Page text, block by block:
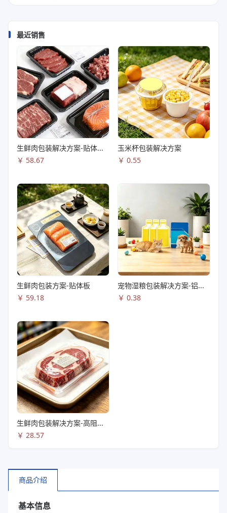
最近销售
生鲜肉包装解决方案-贴体托盒
￥ 58.67
玉米杯包装解决方案
￥ 0.55
生鲜肉包装方案-贴体板
￥ 59.18
宠物湿粮包装解决方案-铝箔高温蒸煮异形袋
￥ 0.38
生鲜肉包装解决方案-高阻隔共挤拉伸膜
￥ 28.57
商品介绍
基本信息